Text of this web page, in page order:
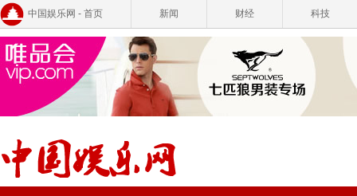
中国娱乐网 - 首页 新闻 财经 科技